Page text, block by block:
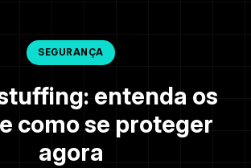
SEGURANÇA
entenda os
como se proteger
agora